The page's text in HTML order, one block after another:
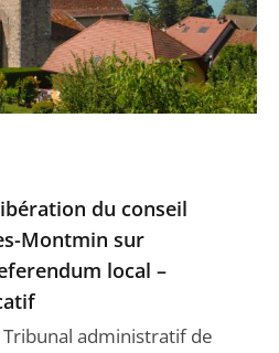
du conseil
Montmin sur
local –
administratif de